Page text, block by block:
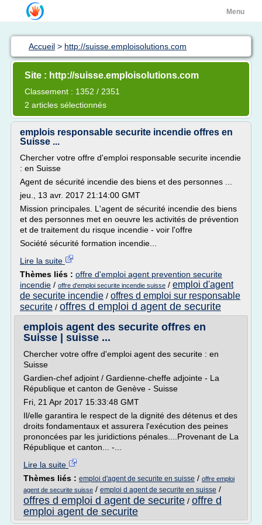
Menu
Accueil > http://suisse.emploisolutions.com
Site : http://suisse.emploisolutions.com
Classement : 1352 / 2351
2 articles sélectionnés
emplois responsable securite incendie offres en
Suisse ...
Chercher votre offre d'emploi responsable securite incendie
: en Suisse
Agent de sécurité incendie des biens et des personnes ...
jeu., 13 avr. 2017 21:14:00 GMT
Mission principales. L'agent de sécurité incendie des biens
et des personnes met en oeuvre les activités de prévention
et de traitement du risque incendie - voir l'offre
Société sécurité formation incendie...
Lire la suite
Thèmes liés : offre d'emploi agent prevention securite
incendie / offre d'emploi securite incendie suisse / emploi d'agent
de securite incendie / offres d emploi sur responsable
securite / offres d emploi d agent de securite
emplois agent des securite offres en
Suisse | suisse ...
Chercher votre offre d'emploi agent des securite : en
Suisse
Gardien-chef adjoint / Gardienne-cheffe adjointe - La
République et canton de Genève - Suisse
Fri, 21 Apr 2017 15:33:48 GMT
Il/elle garantira le respect de la dignité des détenus et des
droits fondamentaux et assurera l'exécution des peines
prononcées par les juridictions pénales....Provenant de La
République et canton... -...
Lire la suite
Thèmes liés : emploi d'agent de securite en suisse / offre emploi
agent de securite suisse / emploi d agent de securite en suisse /
offres d emploi d agent de securite / offre d
emploi agent de securite